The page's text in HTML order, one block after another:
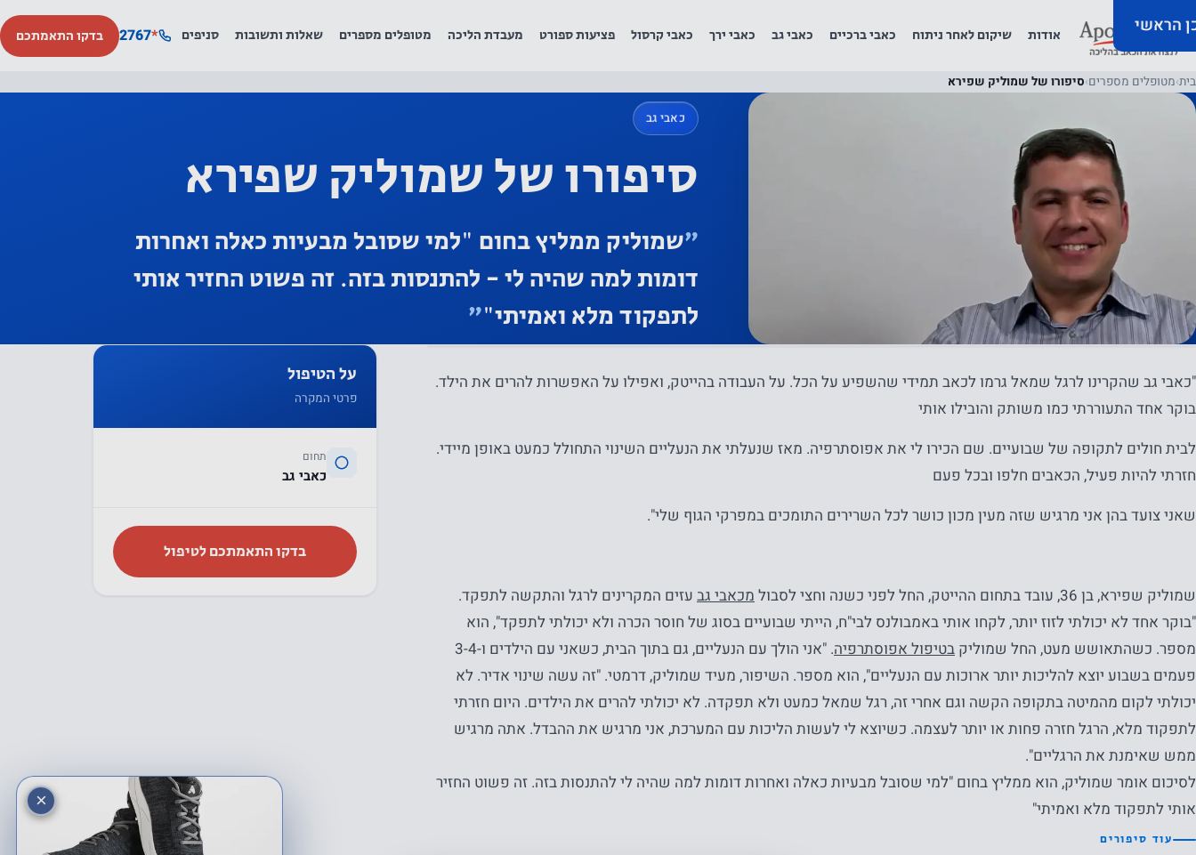
הראשי אודות שיקום לאחר ניתוח כאבי ברכיים כאבי גב כאבי ירך כאבי קרסול פציעות ספורט מעבדת הליכה מטופלים מספרים שאלות ותשובות סניפים *
2767 בדקו התאמתכם
בית›מטופלים מספרים›סיפורו של שמוליק שפירא
כאבי גב
סיפורו של שמוליק שפירא
״שמוליק ממליץ בחום "למי שסובל מבעיות כאלה ואחרות
דומות למה שהיה לי - להתנסות בזה. זה פשוט החזיר אותי
לתפקוד מלא ואמיתי"״
"כאבי גב שהקרינו לרגל שמאל גרמו לכאב תמידי שהשפיע על הכל. על העבודה בהייטק, ואפילו על האפשרות להרים את הילד.
בוקר אחד התעוררתי כמו משותק והובילו אותי
לבית חולים לתקופה של שבועיים. שם הכירו לי את אפוסתרפיה. מאז שנעלתי את הנעליים השינוי התחולל כמעט באופן מיידי.
חזרתי להיות פעיל, הכאבים חלפו ובכל פעם
שאני צועד בהן אני מרגיש שזה מעין מכון כושר לכל השרירים התומכים במפרקי הגוף שלי".
שמוליק שפירא, בן 36, עובד בתחום ההייטק, החל לפני כשנה וחצי לסבול מכאבי גב עזים המקרינים לרגל והתקשה לתפקד.
"בוקר אחד לא יכולתי לזוז יותר, לקחו אותי באמבולנס לבי"ח, הייתי שבועיים בסוג של חוסר הכרה ולא יכולתי לתפקד", הוא
מספר. כשהתאושש מעט, החל שמוליק בטיפול אפוסתרפיה
. "אני הולך עם הנעליים, גם בתוך הבית, כשאני עם הילדים ו-3-4
פעמים בשבוע יוצא להליכות יותר ארוכות עם הנעליים", הוא מספר. השיפור, מעיד שמוליק, דרמטי. "זה עשה שינוי אדיר. לא
יכולתי לקום מהמיטה בתקופה הקשה וגם אחרי זה, רגל שמאל כמעט ולא תפקדה. לא יכולתי להרים את הילדים. היום חזרתי
לתפקוד מלא, הרגל חזרה פחות או יותר לעצמה. כשיוצא לי לעשות הליכות עם המערכת, אני מרגיש את ההבדל. אתה מרגיש
ממש שאימנת את הרגליים".
לסיכום אומר שמוליק, הוא ממליץ בחום "למי שסובל מבעיות כאלה ואחרות דומות למה שהיה לי להתנסות בזה. זה פשוט החזיר
אותי לתפקוד מלא ואמיתי"
על הטיפול
פרטי המקרה
תחום
כאבי גב
בדקו התאמתכם לטיפול
עוד סיפורים
×